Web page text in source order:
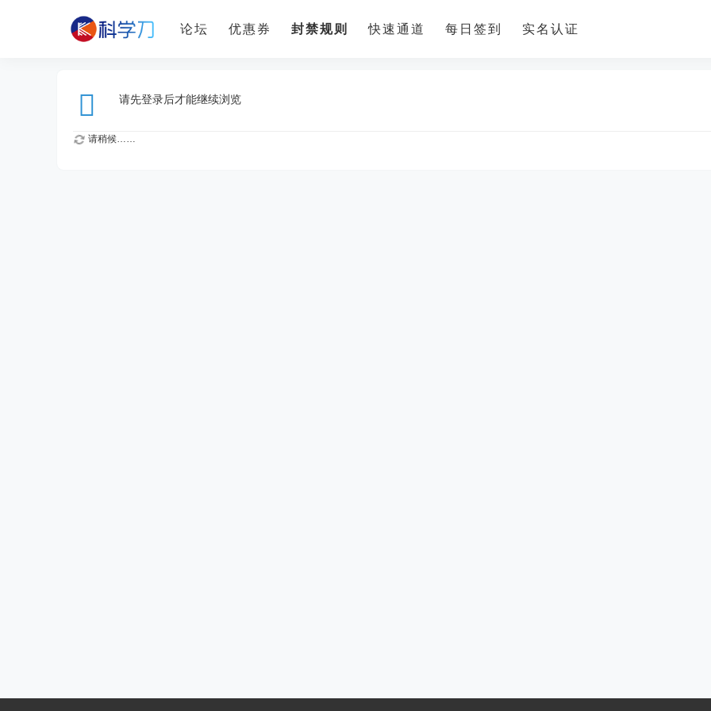
论坛 优惠券 封禁规则 快速通道 每日签到 实名认证
请先登录后才能继续浏览
请稍候……